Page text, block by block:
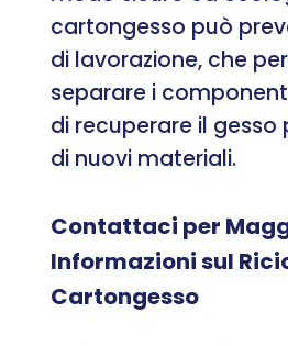
cartongesso può
di lavorazione, che
separare i
di recuperare il gesso
di nuovi materiali.
Contattaci per
Informazioni sul
Cartongesso